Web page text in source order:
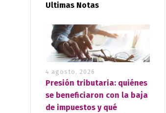
Ultimas Notas
4 agosto, 2026
Presión tributaria: quiénes
se beneficiaron con la baja
de impuestos y qué